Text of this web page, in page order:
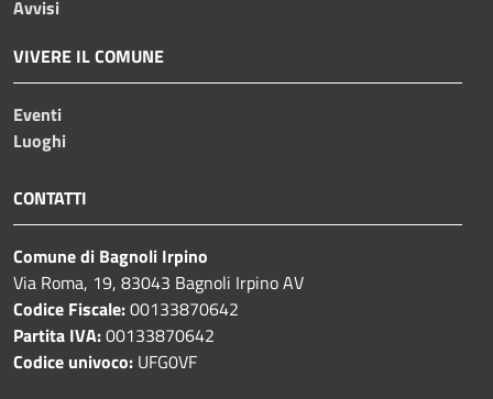
Avvisi
VIVERE IL COMUNE
Eventi
Luoghi
CONTATTI
Comune di Bagnoli Irpino
Via Roma, 19, 83043 Bagnoli Irpino AV
Codice Fiscale:00133870642
Partita IVA:00133870642
Codice univoco: UFG0VF